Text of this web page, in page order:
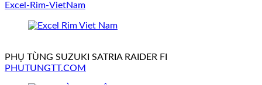
Excel-Rim-VietNam
PHỤ TÙNG SUZUKI SATRIA RAIDER FI
PHUTUNGTT.COM